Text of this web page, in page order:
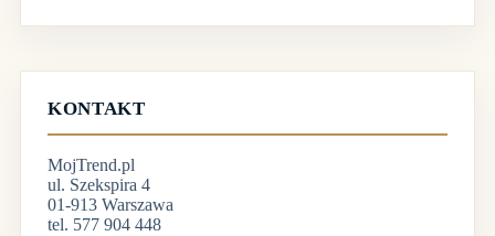
KONTAKT
MojTrend.pl
ul. Szekspira 4
01-913 Warszawa
tel. 577 904 448